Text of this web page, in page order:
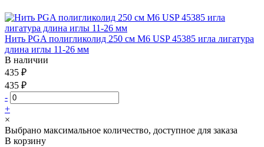
Нить PGA полигликолид 250 см М6 USP 45385 игла лигатура
длина иглы 11-26 мм
В наличии
435 ₽
435 ₽
-
+
×
Выбрано максимальное количество, доступное для заказа
В корзину